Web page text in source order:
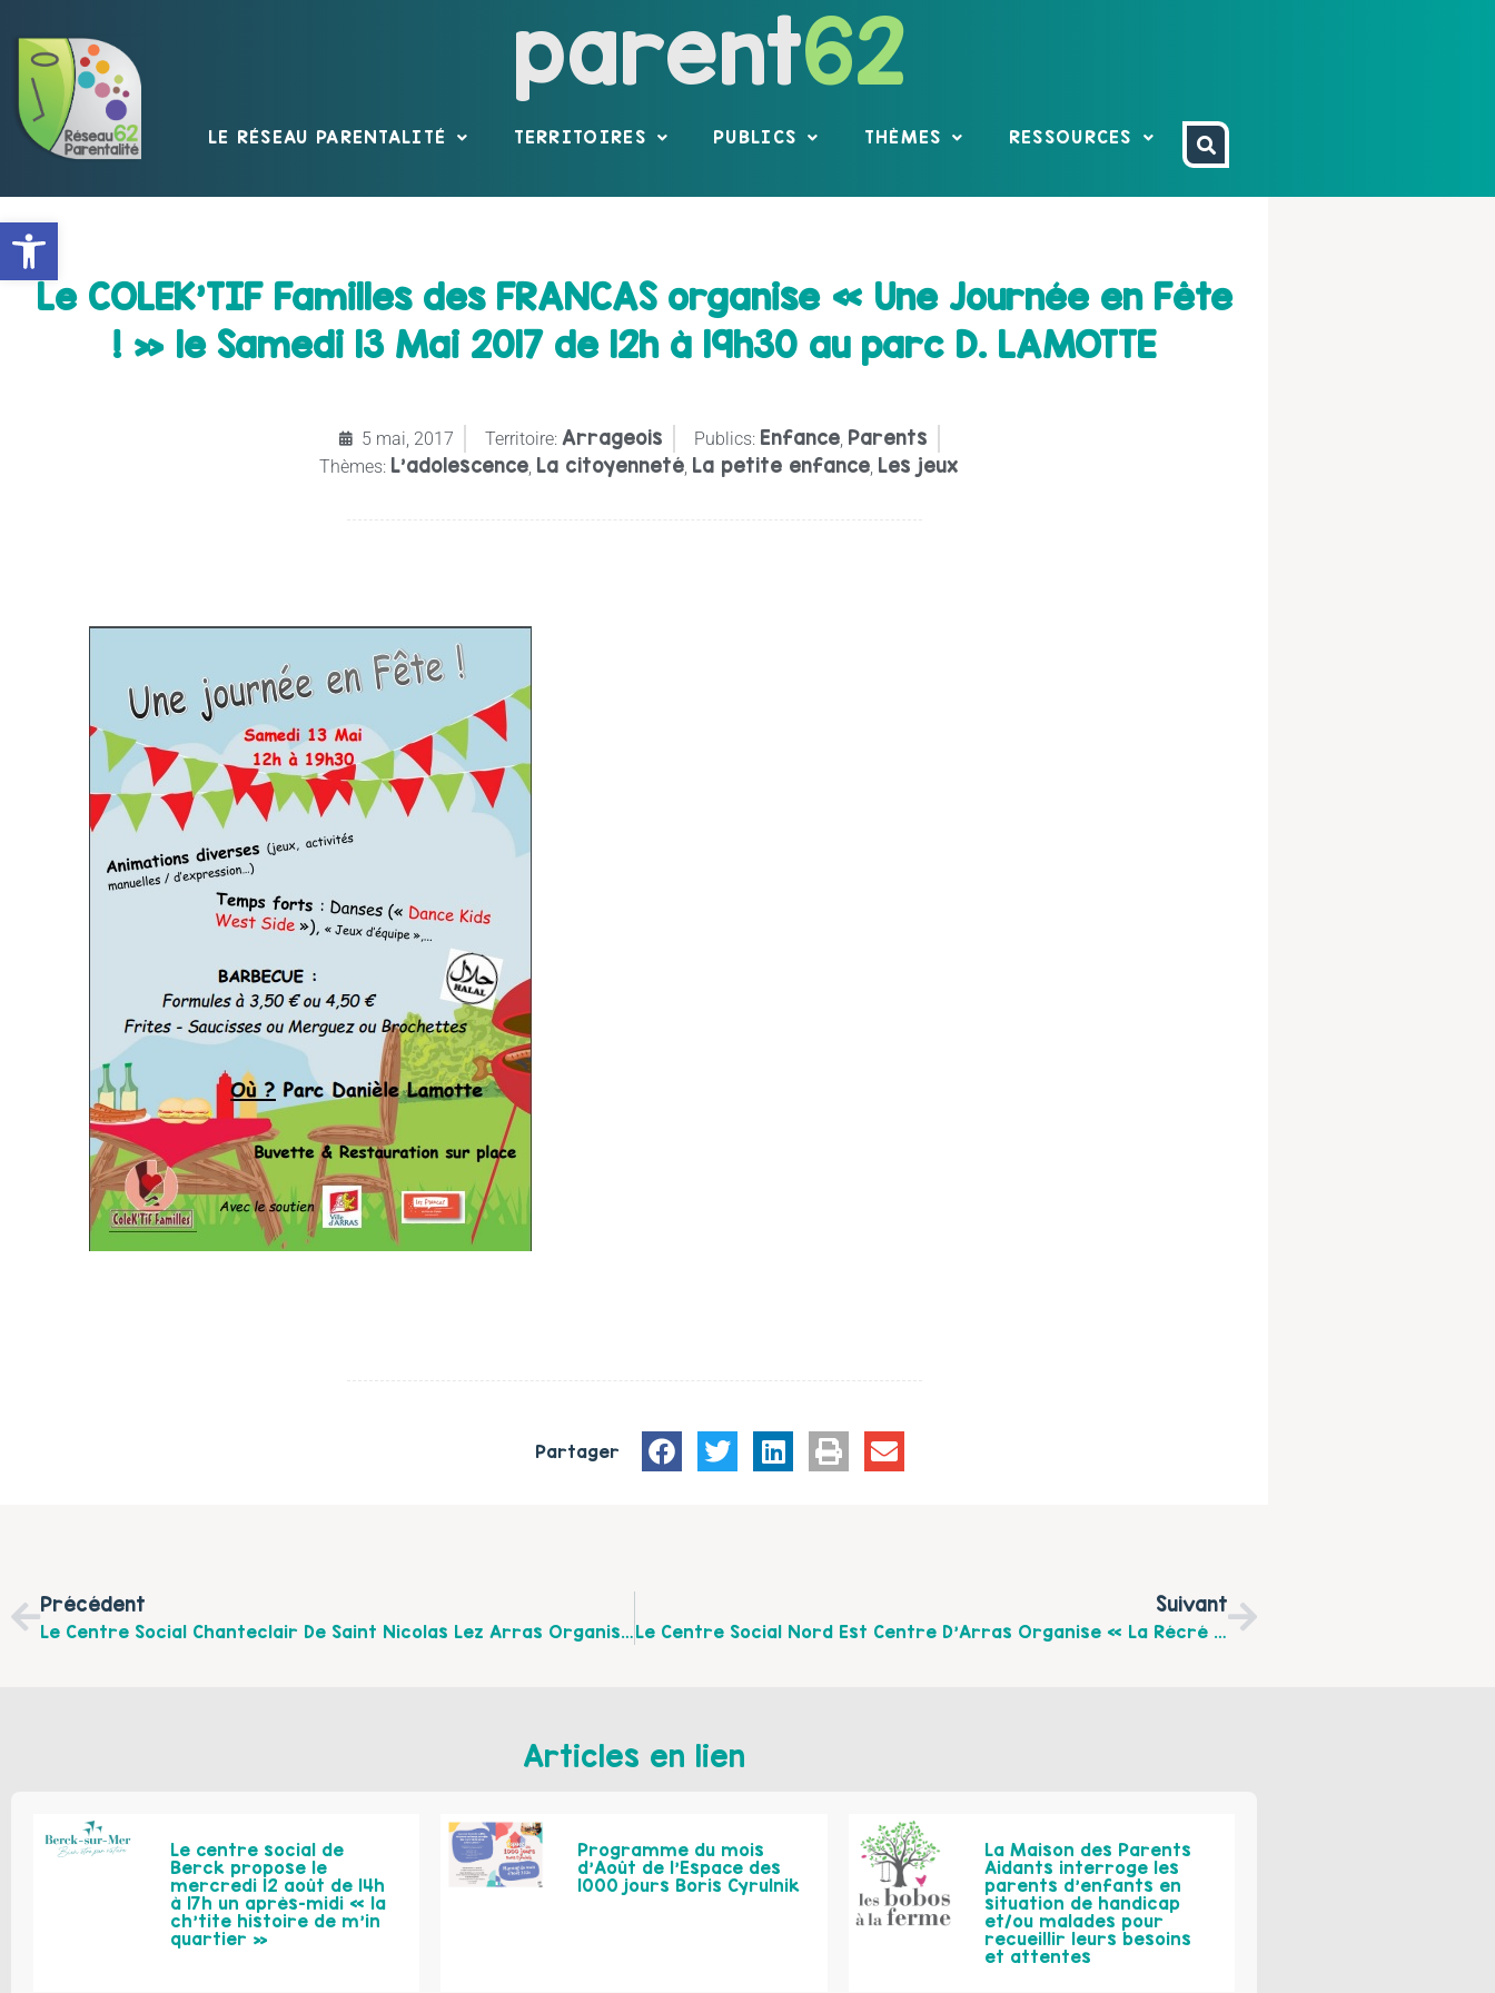
Ouvrir la barre d’outils
parent62
LE RÉSEAU PARENTALITÉ TERRITOIRES PUBLICS THÈMES RESSOURCES
Le COLEK’TIF Familles des FRANCAS organise « Une Journée en Fête
! » le Samedi 13 Mai 2017 de 12h à 19h30 au parc D. LAMOTTE
5 mai, 2017 Territoire: Arrageois Publics: Enfance Parents
Thèmes: L’adolescence La citoyenneté La petite enfance Les jeux
Partager
Précédent
Le Centre Social Chanteclair De Saint Nicolas Lez Arras Organise Un Petit Déjeuner En Famille Le Dimanche 14 Mai 2017 De 7h30 À 10h30
Suivant
Le Centre Social Nord Est Centre D’Arras Organise « La Récré Des Contes » Le Mercredi 31 Mai De 15h À 18h Au Beffroi D’Arras
Articles en lien
Le centre social de
Berck propose le
mercredi 12 août de 14h
à 17h un après-midi « la
ch’tite histoire de m’in
quartier »
Programme du mois
d’Août de l’Espace des
1000 jours Boris Cyrulnik
La Maison des Parents
Aidants interroge les
parents d’enfants en
situation de handicap
et/ou malades pour
recueillir leurs besoins
et attentes